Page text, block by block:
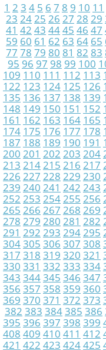
1 2 3 4 5 6 7 8 9 10 11
23 2425 26 27 28 29
41 42 43 4445 46 47
59 60 61 62 63 64 65
77 78 79 80 81 82 83
95 96 97 98 99 100
109 110 111 112 113
122 123 124 125 126
135 136 137 138 139
148 149 150 151 152
161 162 163 164 165
174 175 176 177 178
187 188 189 190 191
200 201 202 203 204
213 214215 216 217
226 227 228 229 230
239 240 241 242 243
252 253 254255 256
265 266 267 268 269
278 279 280 281 282
291 292 293 294295
304305 306 307 308
317 318 319 320 321
330 331 332 333 334
343 344345 346 347
356 357 358 359 360
369 370 371 372 373
382 383 384385 386
395 396 397 398 399
408 409 410 411 412
421 422 423 424425